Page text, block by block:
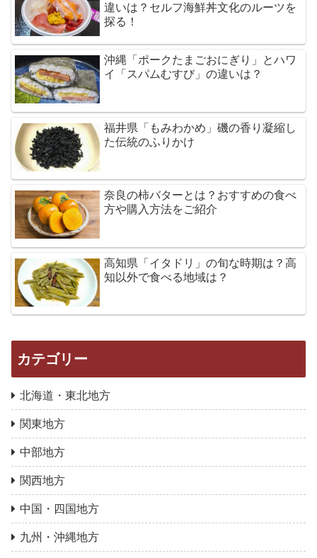
違いは？セルフ海鮮丼文化のルーツを
探る！
沖縄「ポークたまごおにぎり」とハワ
イ「スパムむすび」の違いは？
福井県「もみわかめ」磯の香り凝縮し
た伝統のふりかけ
奈良の柿バターとは？おすすめの食べ
方や購入方法をご紹介
高知県「イタドリ」の旬な時期は？高
知以外で食べる地域は？
カテゴリー
北海道・東北地方
関東地方
中部地方
関西地方
中国・四国地方
九州・沖縄地方